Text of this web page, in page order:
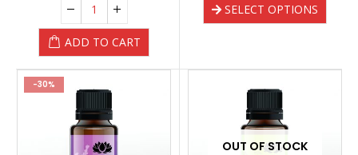
ADD TO CART
SELECT OPTIONS
-30%
OUT OF STOCK